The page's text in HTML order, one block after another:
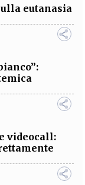
eutanasia
videocall: